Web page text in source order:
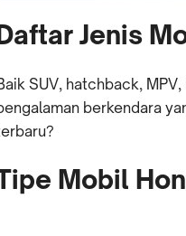
Jenis
SUV, hatchback,
berkendara
Mobil